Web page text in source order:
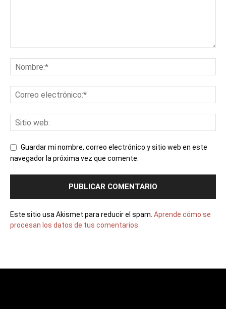
Guardar mi nombre, correo electrónico y sitio web en este
navegador la próxima vez que comente.
Este sitio usa Akismet para reducir el spam. Aprende cómo se
procesan los datos de tus comentarios.